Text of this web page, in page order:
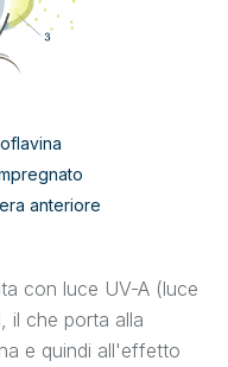
anteriore
con luce UV-A (luce
il che porta alla
e quindi all'effetto